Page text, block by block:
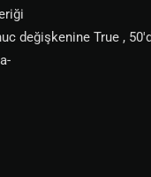
değişkenine True ,